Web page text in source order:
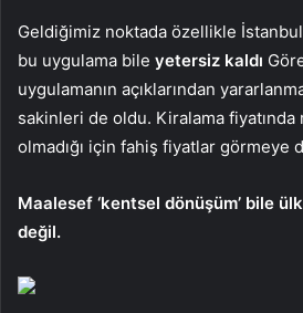
Geldiğimiz noktada özellikle
bu uygulama bile yetersiz kaldı
uygulamanın açıklarından
sakinleri de oldu. Kiralama fiyatında
olmadığı için fahiş fiyatlar görmeye
Maalesef ‘kentsel dönüşüm’ bile
değil.